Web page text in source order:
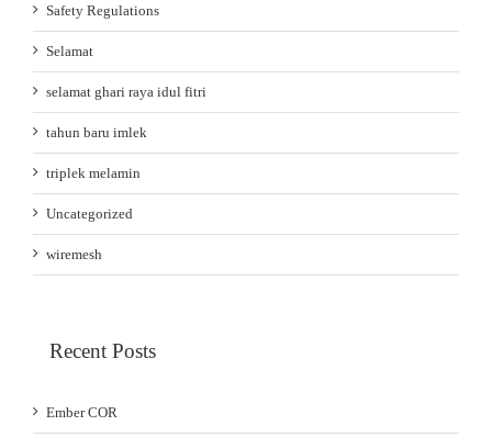
Safety Regulations
Selamat
selamat ghari raya idul fitri
tahun baru imlek
triplek melamin
Uncategorized
wiremesh
Recent Posts
Ember COR